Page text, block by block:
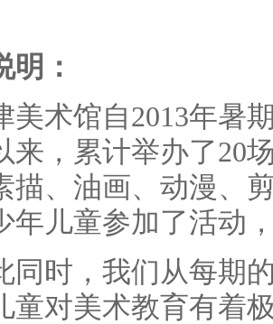
明：
美术馆自2013年暑
来，累计举办了20
描、油画、动漫、
年儿童参加了活动
同时，我们从每期
童对美术教育有着